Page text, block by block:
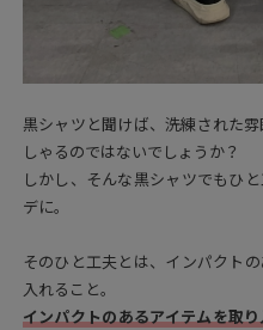
黒シャツと聞けば、洗練された
しゃるのではないでしょうか？
しかし、そんな黒シャツでもひ
デに。
そのひと工夫とは、インパクト
入れること。
インパクトのあるアイテムを取